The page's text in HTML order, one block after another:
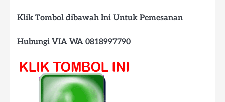
Klik Tombol dibawah Ini Untuk Pemesanan
Hubungi VIA WA 0818997790